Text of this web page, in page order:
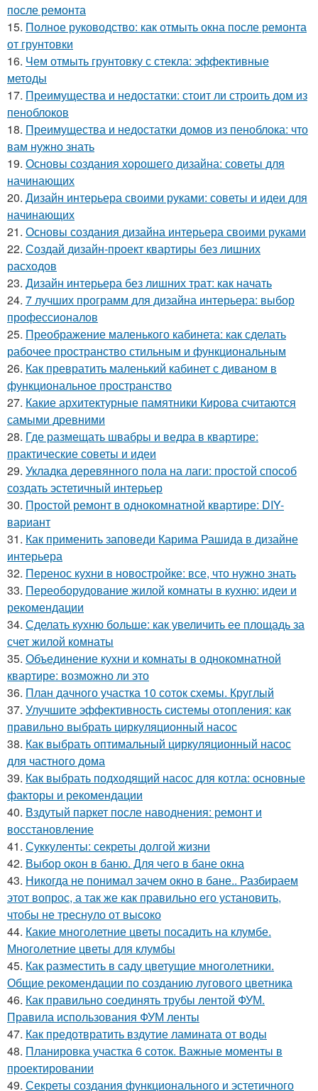
после ремонта
15. Полное руководство: как отмыть окна после ремонта
от грунтовки
16. Чем отмыть грунтовку с стекла: эффективные
методы
17. Преимущества и недостатки: стоит ли строить дом из
пеноблоков
18. Преимущества и недостатки домов из пеноблока: что
вам нужно знать
19. Основы создания хорошего дизайна: советы для
начинающих
20. Дизайн интерьера своими руками: советы и идеи для
начинающих
21. Основы создания дизайна интерьера своими руками
22. Создай дизайн-проект квартиры без лишних
расходов
23. Дизайн интерьера без лишних трат: как начать
24. 7 лучших программ для дизайна интерьера: выбор
профессионалов
25. Преображение маленького кабинета: как сделать
рабочее пространство стильным и функциональным
26. Как превратить маленький кабинет с диваном в
функциональное пространство
27. Какие архитектурные памятники Кирова считаются
самыми древними
28. Где размещать швабры и ведра в квартире:
практические советы и идеи
29. Укладка деревянного пола на лаги: простой способ
создать эстетичный интерьер
30. Простой ремонт в однокомнатной квартире: DIY-
вариант
31. Как применить заповеди Карима Рашида в дизайне
интерьера
32. Перенос кухни в новостройке: все, что нужно знать
33. Переоборудование жилой комнаты в кухню: идеи и
рекомендации
34. Сделать кухню больше: как увеличить ее площадь за
счет жилой комнаты
35. Объединение кухни и комнаты в однокомнатной
квартире: возможно ли это
36. План дачного участка 10 соток схемы. Круглый
37. Улучшите эффективность системы отопления: как
правильно выбрать циркуляционный насос
38. Как выбрать оптимальный циркуляционный насос
для частного дома
39. Как выбрать подходящий насос для котла: основные
факторы и рекомендации
40. Вздутый паркет после наводнения: ремонт и
восстановление
41. Суккуленты: секреты долгой жизни
42. Выбор окон в баню. Для чего в бане окна
43. Никогда не понимал зачем окно в бане.. Разбираем
этот вопрос, а так же как правильно его установить,
чтобы не треснуло от высоко
44. Какие многолетние цветы посадить на клумбе.
Многолетние цветы для клумбы
45. Как разместить в саду цветущие многолетники.
Общие рекомендации по созданию лугового цветника
46. Как правильно соединять трубы лентой ФУМ.
Правила использования ФУМ ленты
47. Как предотвратить вздутие ламината от воды
48. Планировка участка 6 соток. Важные моменты в
проектировании
49. Секреты создания функционального и эстетичного